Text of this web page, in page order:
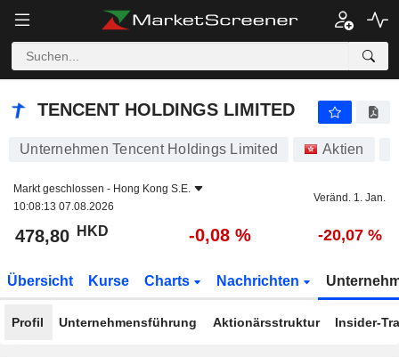
TENCENT HOLDINGS LIMITED
Unternehmen Tencent Holdings Limited Aktien
Markt geschlossen - Hong Kong S.E.
10:08:13 07.08.2026
Veränd. 1. Jan.
478,80 HKD -0,08 % -20,07 %
Übersicht Kurse Charts Nachrichten
Profil Unternehmensführung Aktionärsstruktur Insider-